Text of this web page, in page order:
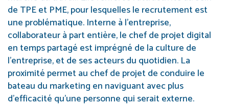
de TPE et PME, pour lesquelles le recrutement est
une problématique. Interne à l’entreprise,
collaborateur à part entière, le chef de projet digital
en temps partagé est imprégné de la culture de
l’entreprise, et de ses acteurs du quotidien. La
proximité permet au chef de projet de conduire le
bateau du marketing en naviguant avec plus
d’efficacité qu’une personne qui serait externe.